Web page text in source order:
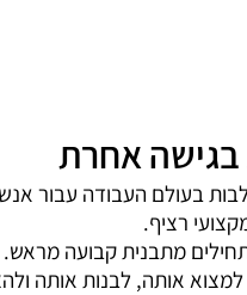
בגישה אחרת
בעולם העבודה עבור
רציף.
מתבנית קבועה
אותה, לבנות אותה